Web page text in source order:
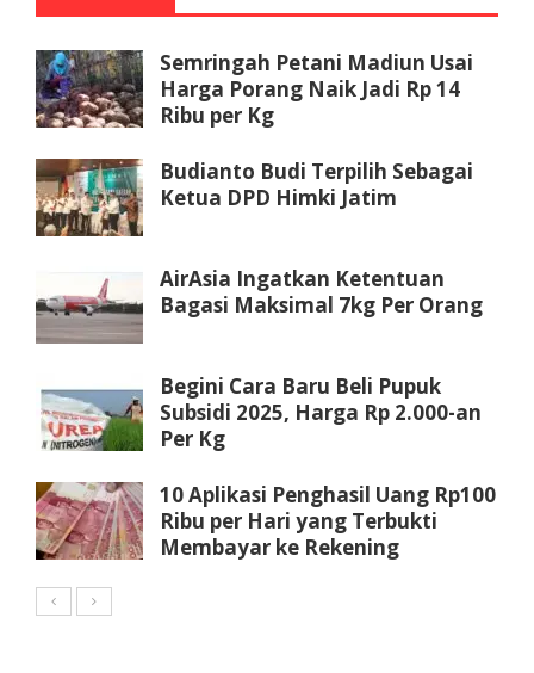
Semringah Petani Madiun Usai
Harga Porang Naik Jadi Rp 14
Ribu per Kg
Budianto Budi Terpilih Sebagai
Ketua DPD Himki Jatim
AirAsia Ingatkan Ketentuan
Bagasi Maksimal 7kg Per Orang
Begini Cara Baru Beli Pupuk
Subsidi 2025, Harga Rp 2.000-an
Per Kg
10 Aplikasi Penghasil Uang Rp100
Ribu per Hari yang Terbukti
Membayar ke Rekening